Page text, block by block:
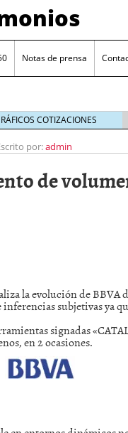
Notas de prensa
con eToro
febrero 24,
Distancia de los valores
alejamiento global
Prosiguen
mayo 24, 2013
TERMOMETROS. Aún
COTIZACIONES
por:admin
de
la evolución de
subjetivas ya
signadas
en 2 ocasiones.